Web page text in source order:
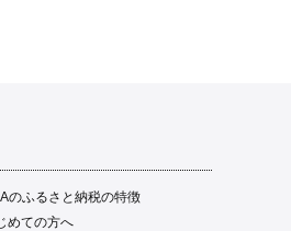
のふるさと納税の特徴
めての方へ